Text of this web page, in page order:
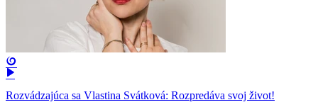
Rozvádzajúca sa Vlastina Svátková: Rozpredáva svoj život!